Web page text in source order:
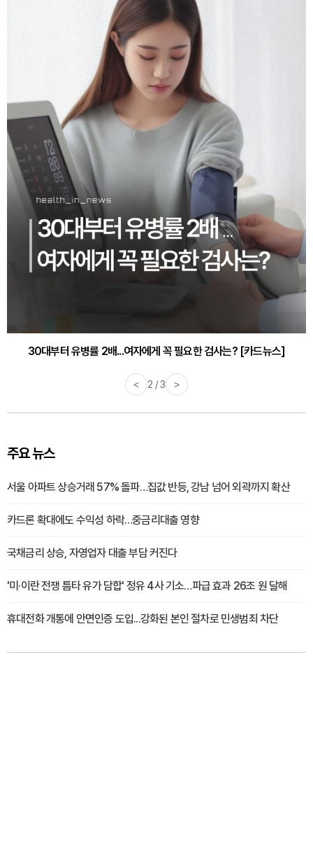
30대부터 유병률 2배...여자에게 꼭 필요한 검사는? [카드뉴스]
감기·독감 예방하고 면역력 높이는 4가지 영양제 [카드뉴스]
< 2 / 3 >
주요 뉴스
서울 아파트 상승거래 57% 돌파…집값 반등, 강남 넘어 외곽까지 확산
카드론 확대에도 수익성 하락…중금리대출 영향
국채금리 상승, 자영업자 대출 부담 커진다
'미·이란 전쟁 틈타 유가 담합' 정유 4사 기소…파급 효과 26조 원 달해
휴대전화 개통에 안면인증 도입...강화된 본인 절차로 민생범죄 차단